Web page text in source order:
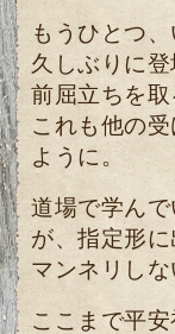
もうひとつ、
久しぶりに登
前屈立ちを取
これも他の
ように。
道場で学ん
が、指定形に
マンネリしな
ここまで平